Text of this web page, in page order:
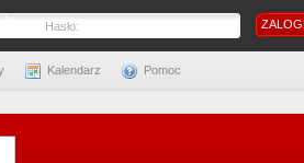
Hasło:
Kalendarz Pomoc